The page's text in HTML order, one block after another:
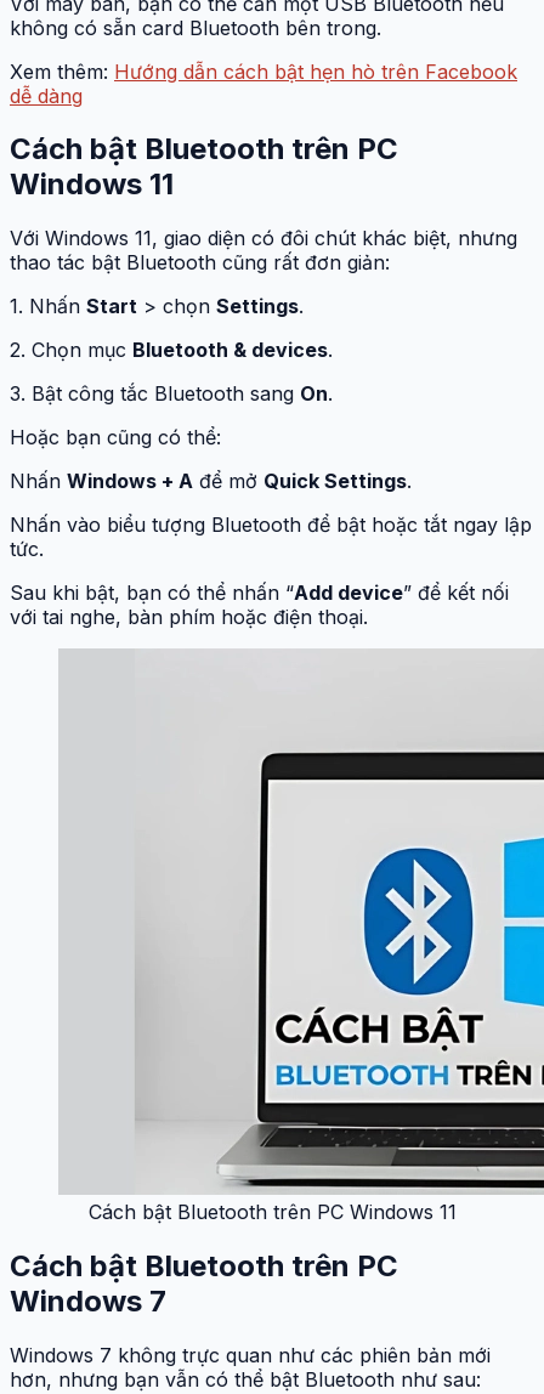
không có sẵn card Bluetooth bên trong.
Xem thêm: Hướng dẫn cách bật hẹn hò trên Facebook
dễ dàng
Cách bật Bluetooth trên PC
Windows 11
Với Windows 11, giao diện có đôi chút khác biệt, nhưng
thao tác bật Bluetooth cũng rất đơn giản:
1. Nhấn Start > chọn Settings.
2. Chọn mục Bluetooth & devices.
3. Bật công tắc Bluetooth sang On.
Hoặc bạn cũng có thể:
Nhấn Windows + A để mở Quick Settings.
Nhấn vào biểu tượng Bluetooth để bật hoặc tắt ngay lập
tức.
Sau khi bật, bạn có thể nhấn “Add device” để kết nối
với tai nghe, bàn phím hoặc điện thoại.
Cách bật Bluetooth trên PC Windows 11
Cách bật Bluetooth trên PC
Windows 7
Windows 7 không trực quan như các phiên bản mới
hơn, nhưng bạn vẫn có thể bật Bluetooth như sau: